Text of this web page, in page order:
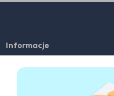
Informacje
Zatrudnienie